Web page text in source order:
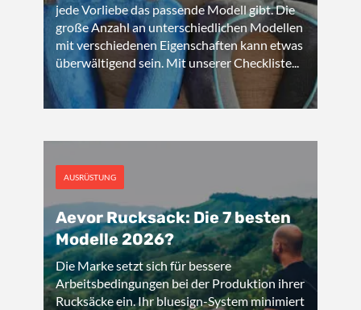
jede Vorliebe das passende Modell gibt. Die
große Anzahl an unterschiedlichen Modellen
mit verschiedenen Eigenschaften kann etwas
überwältigend sein. Mit unserer Checkliste...
AUSRÜSTUNG
Aevor Rucksack: Die 7 besten
Modelle 2026?
Die Marke setzt sich für bessere
Arbeitsbedingungen bei der Produktion ihrer
Rucksäcke ein. Ihr bluesign-System minimiert